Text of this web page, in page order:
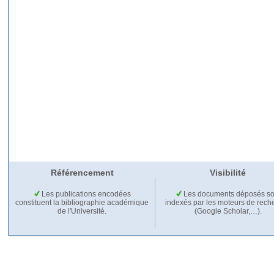
Référencement Visibilité
Les publications encodées
constituent la bibliographie académique
de l'Université.
Les documents déposés
indexés par les moteurs de
(Google Scholar,…).